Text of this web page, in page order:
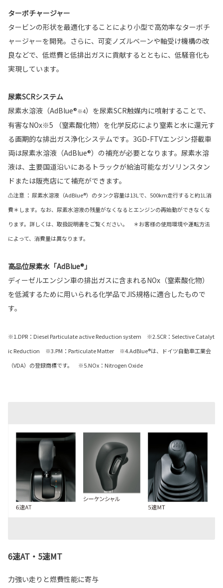
ターボチャージャー
タービンの形状を最適化することにより小型で高効率なターボチ
ャージャーを開発。さらに、可変ノズルベーンや軸受け機構の改
良などで、低燃費と低排出ガスに貢献するとともに、低騒音化も
実現しています。
尿素SCRシステム
尿素水溶液（AdBlue®※4）を尿素SCR触媒内に噴射することで、
有害なNOx※5 （窒素酸化物）を化学反応により窒素と水に還元す
る画期的な排出ガス浄化システムです。3GD-FTVエンジン搭載車
両は尿素水溶液（AdBlue®）の補充が必要となります。尿素水溶
液は、主要国道沿いにあるトラックが給油可能なガソリンスタン
ドまたは販売店にて補充ができます。
⚠注意 ： 尿素水溶液（AdBlue®）のタンク容量は13Lで、500km走行すると約1L消
費＊します。なお、尿素水溶液の残量がなくなるとエンジンの再始動ができなくな
ります。詳しくは、取扱説明書をご覧ください。 ＊お客様の使用環境や運転方法
によって、消費量は異なります。
高品位尿素水「AdBlue®」
ディーゼルエンジン車の排出ガスに含まれるNOx（窒素酸化物）
を低減するために用いられる化学品でJIS規格に適合したもので
す。
※1.DPR：Diesel Particulate active Reduction system ※2.SCR：Selective Catalyt
ic Reduction ※3.PM：Particulate Matter ※4.AdBlue®は、ドイツ自動車工業会
（VDA）の登録商標です。 ※5.NOx：Nitrogen Oxide
6速AT・5速MT
力強い走りと燃費性能に寄与